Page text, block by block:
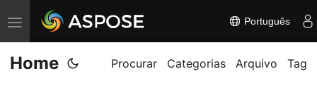
A
l
t
Português
Home Procurar Categorias Arquivo Tag